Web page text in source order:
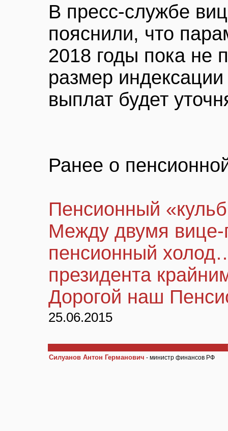
В пресс-службе
пояснили, что
2018 годы пока не
размер
выплат будет
Ранее о
Пенсионный
Между двумя
пенсионный
президента
Дорогой наш
25.06.2015
Силуанов Антон Германович - министр финансов РФ